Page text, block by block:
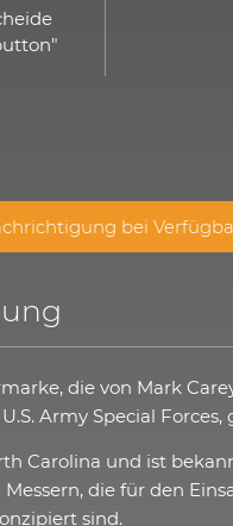
bei
die von Mark
Army Special
Carolina und ist
die für den
sind.